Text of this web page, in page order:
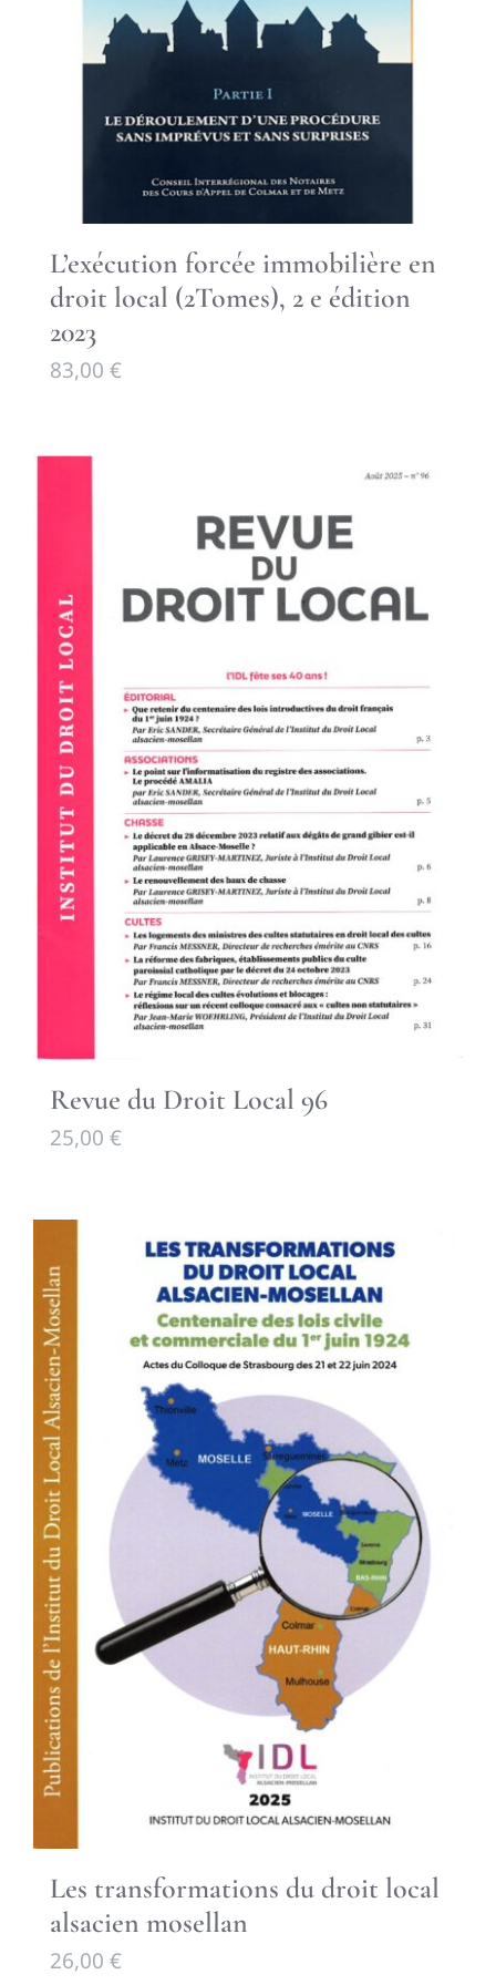
L’exécution forcée immobilière en
droit local (2Tomes), 2 e édition
2023
83,00 €
Revue du Droit Local 96
25,00 €
Les transformations du droit local
alsacien mosellan
26,00 €